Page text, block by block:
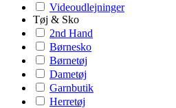
Videoudlejninger
Tøj & Sko
2nd Hand
Børnesko
Børnetøj
Dametøj
Garnbutik
Herretøj